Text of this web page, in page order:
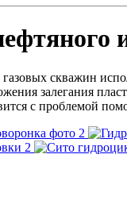
скважин
залегания
с проблемой